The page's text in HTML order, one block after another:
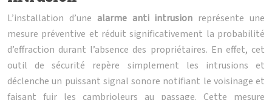
L’installation d’une alarme anti intrusion représente une
mesure préventive et réduit significativement la probabilité
d’effraction durant l’absence des propriétaires. En effet, cet
outil de sécurité repère simplement les intrusions et
déclenche un puissant signal sonore notifiant le voisinage et
faisant fuir les cambrioleurs au passage. Cette mesure